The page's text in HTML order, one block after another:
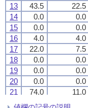
13
43.5 22.5
14
0.0 0.0
15
0.0 0.0
16
4.0 4.0
17
22.0 7.5
18
0.0 0.0
19
0.0 0.0
20
0.0 0.0
21
74.0 11.0
22
0.0
13
43.5 22.5
14
0.0 0.0
15
0.0 0.0
16
4.0 4.0
17
22.0 7.5
18
0.0 0.0
19
0.0 0.0
20
0.0 0.0
21
74.0 11.0
22
0.0
13
43.5 22.5
14
0.0 0.0
15
0.0 0.0
16
4.0 4.0
17
22.0 7.5
18
0.0 0.0
19
0.0 0.0
20
0.0 0.0
21
74.0 11.0
22
0.0
13
43.5 22.5
14
0.0 0.0
15
0.0 0.0
16
4.0 4.0
17
22.0 7.5
18
0.0 0.0
19
0.0 0.0
20
0.0 0.0
21
74.0 11.0
22
0.0